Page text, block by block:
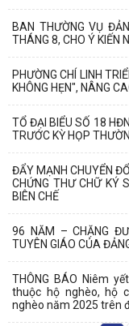
BAN THƯỜNG VỤ
THÁNG 8, CHO Ý KIẾN
PHƯỜNG CHÍ LINH
KHÔNG HẸN", NÂNG
TỔ ĐẠI BIỂU SỐ 18
TRƯỚC KỲ HỌP
ĐẨY MẠNH CHUYỂN
CHỨNG THƯ CHỮ KÝ
BIÊN CHẾ
96 NĂM – CHẶNG
TUYÊN GIÁO CỦA
THÔNG BÁO Niêm
thuộc hộ nghèo, hộ
nghèo năm 2025 trên